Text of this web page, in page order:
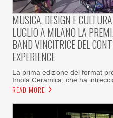
MUSICA, DESIGN E
LUGLIO A MILANO LA
BAND VINCITRICE DEL
EXPERIENCE
La prima edizione del format
Imola Ceramica, che ha
READ MORE